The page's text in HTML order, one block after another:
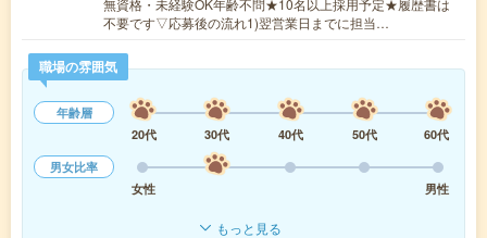
不要です▽応募後の流れ1)翌営業日までに担当…
職場の雰囲気
年齢層
20代
30代 40代 50代
60代
男女比率
女性
男性
もっと見る